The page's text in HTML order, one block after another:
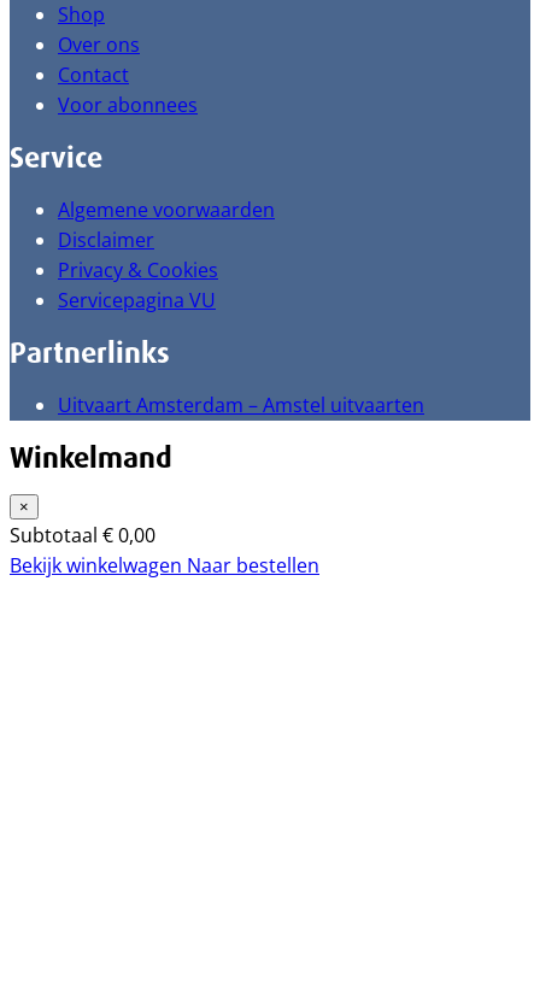
Shop
Over ons
Contact
Voor abonnees
Service
Algemene voorwaarden
Disclaimer
Privacy & Cookies
Servicepagina VU
Partnerlinks
Uitvaart Amsterdam – Amstel uitvaarten
Winkelmand
×
Subtotaal €0,00
Bekijk winkelwagen Naar bestellen